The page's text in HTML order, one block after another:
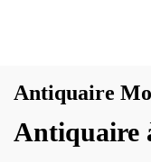
Antiquaire
Antiquaire